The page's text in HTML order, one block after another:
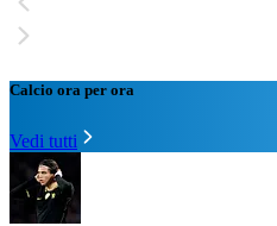
Calcio ora per ora
Vedi tutti